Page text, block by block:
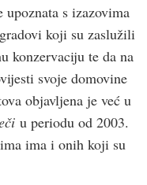
s izazovima
koji su zaslužili
konzervaciju te da na
svoje domovine
objavljena je već u
u periodu od 2003.
ima i onih koji su